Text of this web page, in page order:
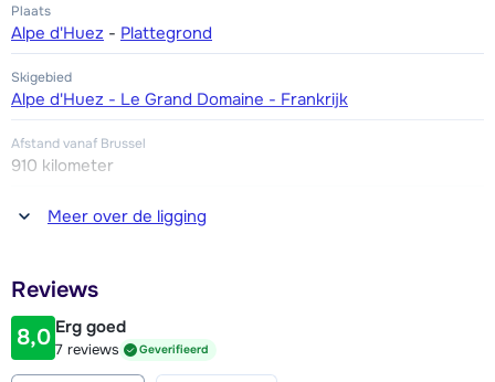
Plaats
Alpe d'Huez - Plattegrond
Skigebied
Alpe d'Huez - Le Grand Domaine - Frankrijk
Afstand vanaf Brussel
910 kilometer
Afstand tot winkel(s)
100 - 200 meter
100 - 200 meter
Afstand tot piste
100 - 200 meter
Meer over de ligging
Reviews
8,0 Erg goed
7 reviews Geverifieerd